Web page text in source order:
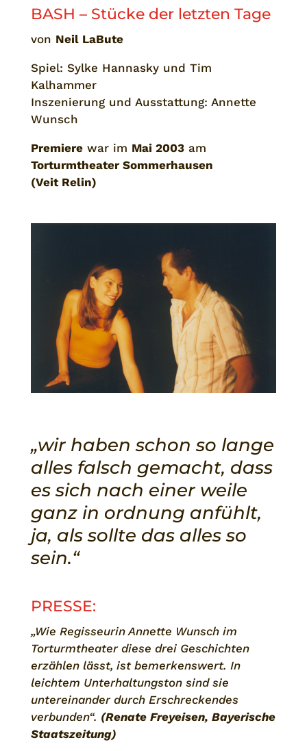
BASH – Stücke der letzten Tage
von Neil LaBute
Spiel: Sylke Hannasky und Tim
Kalhammer
Inszenierung und Ausstattung: Annette
Wunsch
Premierewar im Mai 2003am
Torturmtheater Sommerhausen
(Veit Relin)
„wir haben schon so lange
alles falsch gemacht, dass
es sich nach einer weile
ganz in ordnung anfühlt,
ja, als sollte das alles so
sein.“
PRESSE:
„Wie Regisseurin Annette Wunsch im
Torturmtheater diese drei Geschichten
erzählen lässt, ist bemerkenswert. In
leichtem Unterhaltungston sind sie
untereinander durch Erschreckendes
verbunden“. (Renate Freyeisen, Bayerische
Staatszeitung)